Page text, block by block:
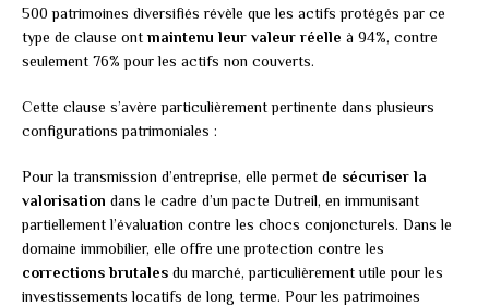
500 patrimoines diversifiés révèle que les actifs protégés par ce
type de clause ont maintenu leur valeur réelle à 94%, contre
seulement 76% pour les actifs non couverts.
Cette clause s’avère particulièrement pertinente dans plusieurs
configurations patrimoniales :
Pour la transmission d’entreprise, elle permet de sécuriser la
valorisation dans le cadre d’un pacte Dutreil, en immunisant
partiellement l’évaluation contre les chocs conjoncturels. Dans le
domaine immobilier, elle offre une protection contre les
corrections brutales du marché, particulièrement utile pour les
investissements locatifs de long terme. Pour les patrimoines